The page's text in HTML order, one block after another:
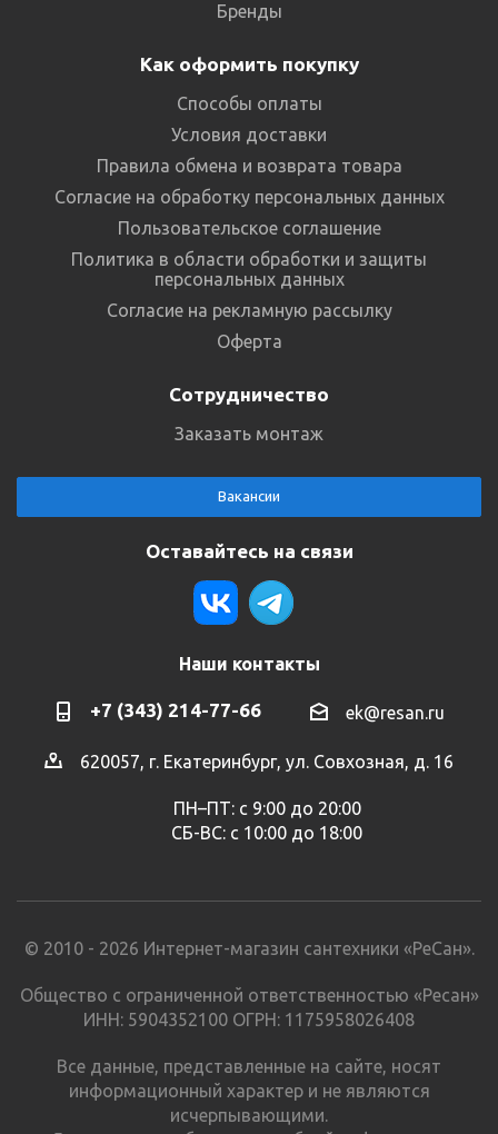
Бренды
Как оформить покупку
Способы оплаты
Условия доставки
Правила обмена и возврата товара
Согласие на обработку персональных данных
Пользовательское соглашение
Политика в области обработки и защиты
персональных данных
Согласие на рекламную рассылку
Оферта
Сотрудничество
Заказать монтаж
Вакансии
Оставайтесь на связи
Наши контакты
+7 (343) 214-77-66 ek@resan.ru
620057, г. Екатеринбург, ул. Совхозная, д. 16
ПН–ПТ: с 9:00 до 20:00
СБ-ВС: с 10:00 до 18:00
© 2010 - 2026 Интернет-магазин сантехники «РеСан».
Общество с ограниченной ответственностью «Ресан»
ИНН: 5904352100 ОГРН: 1175958026408
Все данные, представленные на сайте, носят
информационный характер и не являются
исчерпывающими.